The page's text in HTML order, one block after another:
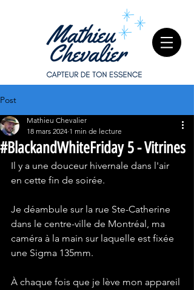
Post
#BlackandWhiteFriday 5 - Vitrines
Mathieu Chevalier
18 mars 2024 1 min de lecture
Il y a une douceur hivernale dans l'air
en cette fin de soirée.
Je déambule sur la rue Ste-Catherine
dans le centre-ville de Montréal, ma
caméra à la main sur laquelle est fixée
une Sigma 135mm.
À chaque fois que je lève mon appareil